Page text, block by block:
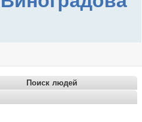
Поиск людей